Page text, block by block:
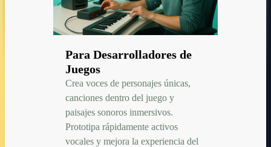
Para Desarrolladores de
Juegos
Crea voces de personajes únicas,
canciones dentro del juego y
paisajes sonoros inmersivos.
Prototipa rápidamente activos
vocales y mejora la experiencia del